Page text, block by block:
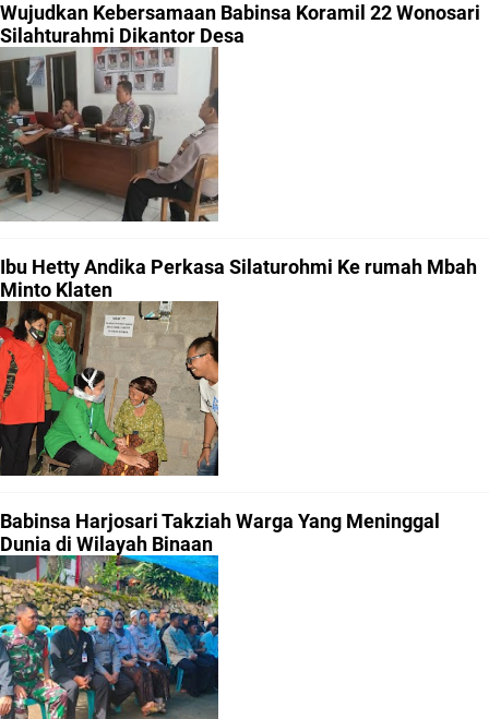
Wujudkan Kebersamaan Babinsa Koramil 22 Wonosari
Silahturahmi Dikantor Desa
Ibu Hetty Andika Perkasa Silaturohmi Ke rumah Mbah
Minto Klaten
Babinsa Harjosari Takziah Warga Yang Meninggal
Dunia di Wilayah Binaan